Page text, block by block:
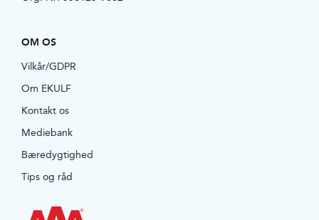
OM OS
Vilkår/GDPR
Om EKULF
Kontakt os
Mediebank
Bæredygtighed
Tips og råd